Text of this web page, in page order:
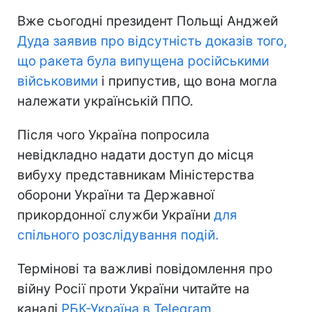
Вже сьогодні президент Польщі Анджей
Дуда заявив про відсутність доказів того,
що ракета була випущена російськими
військовими і припустив, що вона могла
належати українській ППО.
Після чого Україна попросила
невідкладно надати доступ до місця
вибуху представникам Міністерства
оборони України та Державної
прикордонної служби України для
спільного розслідування подій.
Термінові та важливі повідомлення про
війну Росії проти України читайте на
каналі РБК-Україна в Telegram.